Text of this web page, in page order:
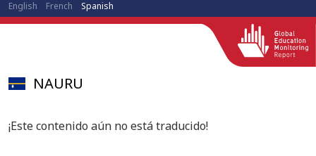
English French Spanish
NAURU
¡Este contenido aún no está traducido!